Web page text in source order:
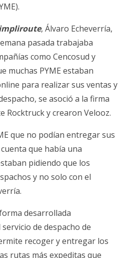
, Álvaro Echeverría,
pasada trabajaba
como Cencosud y
muchas PYME estaban
para realizar sus ventas y
se asoció a la firma
Rocktruck y crearon Velooz.
que no podían entregar sus
que había una
pidiendo que los
y no solo con el
desarrollada
de despacho de
recoger y entregar los
rutas más expeditas que